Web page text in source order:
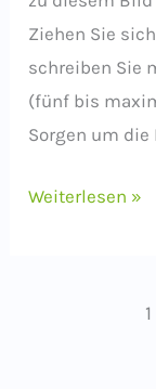
Ziehen Sie
schreiben Sie
(fünf bis
Sorgen um die
Schreib-
Weiterlesen »
1